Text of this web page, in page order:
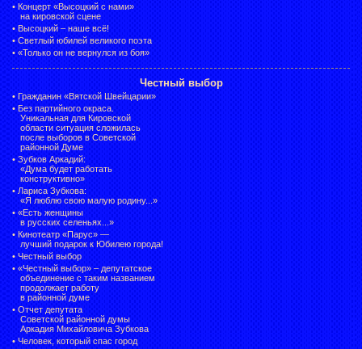
• Концерт «Высоцкий с нами»
на кировской сцене
• Высоцкий – наше всё!
• Светлый юбилей великого поэта
• «Только он не вернулся из боя»
Честный выбор
• Гражданин «Вятской Швейцарии»
• Без партийного окраса.
Уникальная для Кировской
области ситуация сложилась
после выборов в Советской
районной Думе
• Зубков Аркадий:
«Дума будет работать
конструктивно»
• Лариса Зубкова:
«Я люблю свою малую родину...»
• «Есть женщины
в русских селеньях...»
• Кинотеатр «Парус» —
лучший подарок к Юбилею города!
• Честный выбор
• «Честный выбор» – депутатское
объединение с таким названием
продолжает работу
в районной думе
• Отчет депутата
Советской районной думы
Аркадия Михайловича Зубкова
• Человек, который спас город